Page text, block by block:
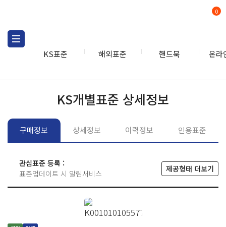
KS표준 해외표준 핸드북 온라
0
KS개별표준 상세정보
구매정보 상세정보 이력정보 인용표준
관심표준 등록 :
표준업데이트 시 알림서비스
제공형태 더보기